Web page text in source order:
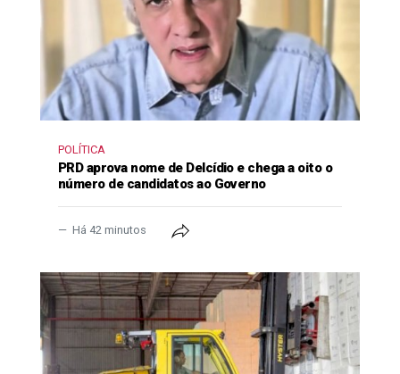
POLÍTICA
PRD aprova nome de Delcídio e chega a oito o
número de candidatos ao Governo
Há 42 minutos